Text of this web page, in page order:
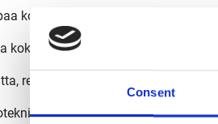
Consent
kokemusta logistiikan tai
kokonaisuuksien hallinnasta ja
reipasta ja työtä pelkäämätöntä
taitoja ja kykyä omaksua